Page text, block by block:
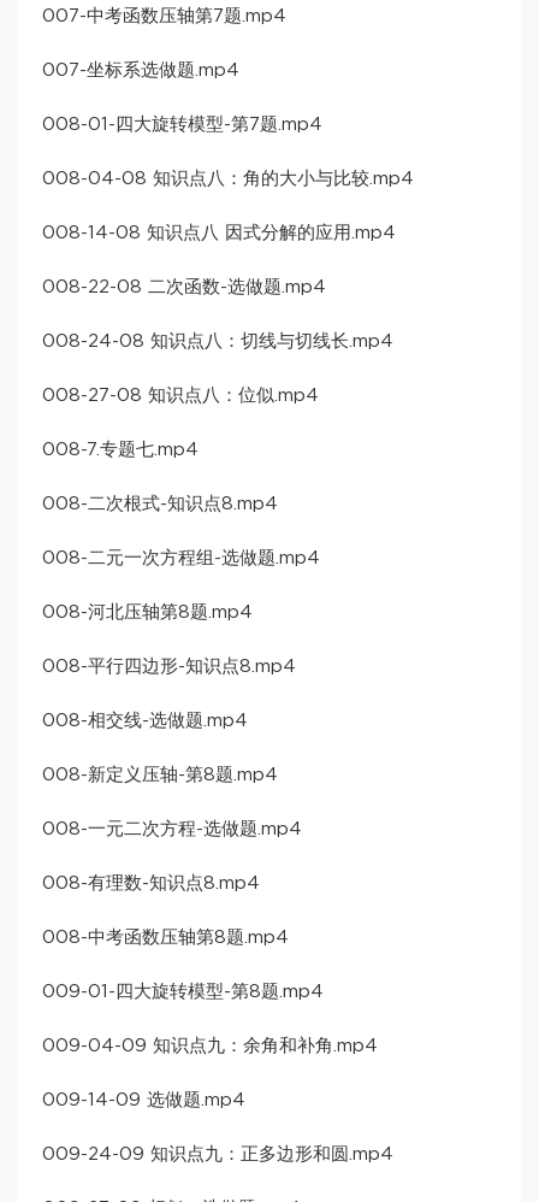
007-中考函数压轴第7题.mp4
007-坐标系选做题.mp4
008-01-四大旋转模型-第7题.mp4
008-04-08 知识点八：角的大小与比较.mp4
008-14-08 知识点八 因式分解的应用.mp4
008-22-08 二次函数-选做题.mp4
008-24-08 知识点八：切线与切线长.mp4
008-27-08 知识点八：位似.mp4
008-7.专题七.mp4
008-二次根式-知识点8.mp4
008-二元一次方程组-选做题.mp4
008-河北压轴第8题.mp4
008-平行四边形-知识点8.mp4
008-相交线-选做题.mp4
008-新定义压轴-第8题.mp4
008-一元二次方程-选做题.mp4
008-有理数-知识点8.mp4
008-中考函数压轴第8题.mp4
009-01-四大旋转模型-第8题.mp4
009-04-09 知识点九：余角和补角.mp4
009-14-09 选做题.mp4
009-24-09 知识点九：正多边形和圆.mp4